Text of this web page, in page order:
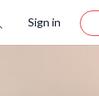
Sign in